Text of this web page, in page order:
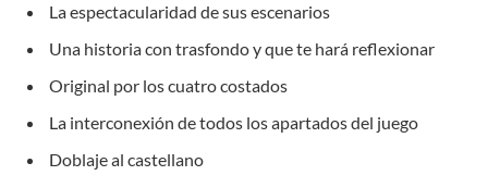
La espectacularidad de sus escenarios
Una historia con trasfondo y que te hará reflexionar
Original por los cuatro costados
La interconexión de todos los apartados del juego
Doblaje al castellano